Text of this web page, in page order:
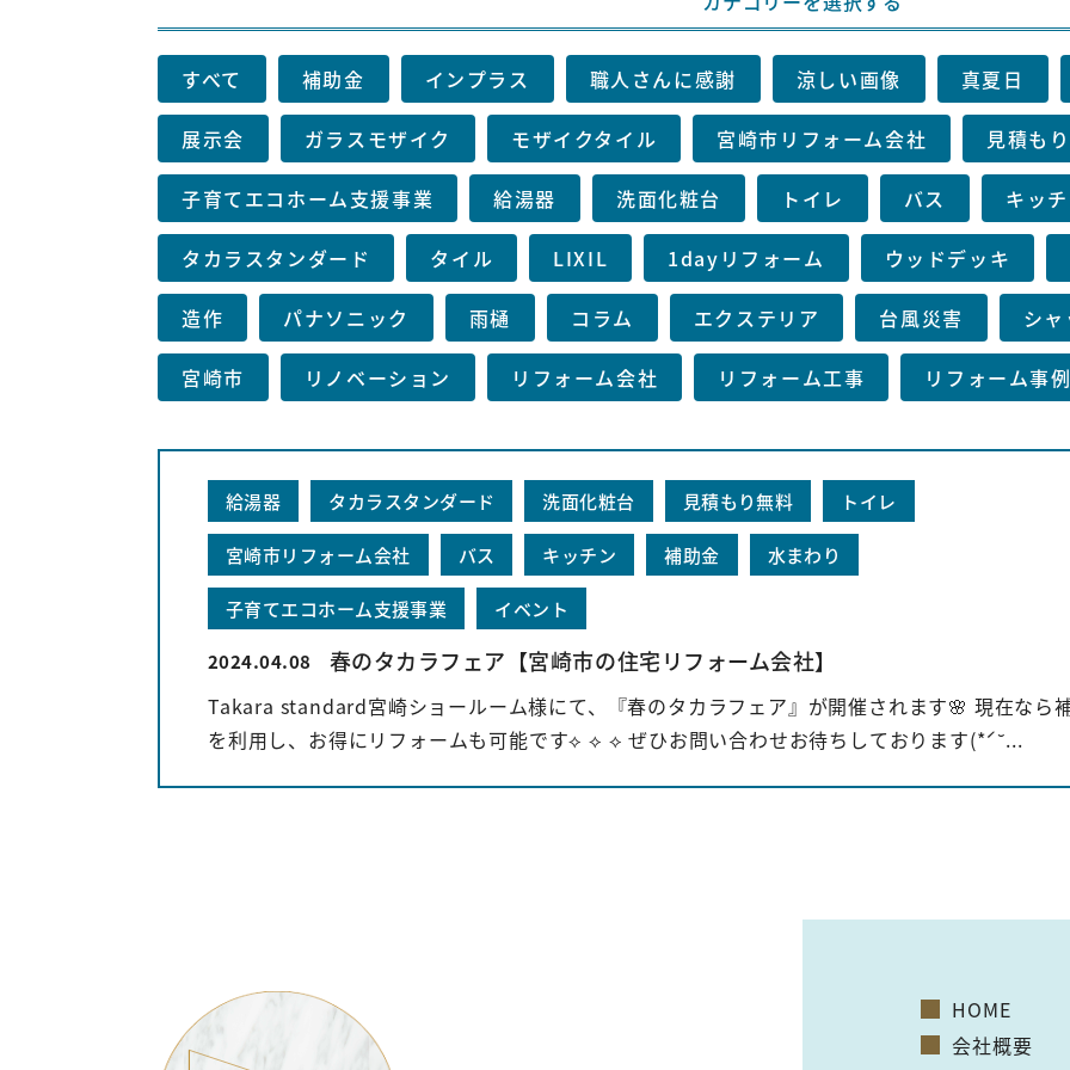
すべて 補助金 インプラス 職人さんに感謝 涼しい画像 真夏日
展示会 ガラスモザイク モザイクタイル 宮崎市リフォーム会社 見積も
子育てエコホーム支援事業 給湯器 洗面化粧台 トイレ バス キッ
タカラスタンダード タイル LIXIL 1dayリフォーム ウッドデッキ
造作 パナソニック 雨樋 コラム エクステリア 台風災害 シ
宮崎市 リノベーション リフォーム会社 リフォーム工事 リフォーム事
給湯器 タカラスタンダード 洗面化粧台 見積もり無料 トイレ
宮崎市リフォーム会社 バス キッチン 補助金 水まわり
子育てエコホーム支援事業 イベント
2024.04.08 春のタカラフェア【宮崎市の住宅リフォーム会社】
Takara standard宮崎ショールーム様にて、『春のタカラフェア』が開催されます🌸 現在なら
を利用し、お得にリフォームも可能です⟡ ⟡ ⟡ ぜひお問い合わせお待ちしております(*ˊ˘...
HOME
会社概要